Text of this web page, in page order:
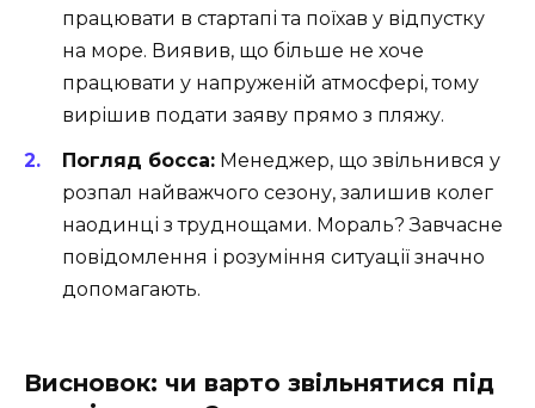
працювати в стартапі та поїхав у відпустку
на море. Виявив, що більше не хоче
працювати у напруженій атмосфері, тому
вирішив подати заяву прямо з пляжу.
Погляд босса: Менеджер, що звільнився у
розпал найважчого сезону, залишив колег
наодинці з труднощами. Мораль? Завчасне
повідомлення і розуміння ситуації значно
допомагають.
Висновок: чи варто звільнятися під